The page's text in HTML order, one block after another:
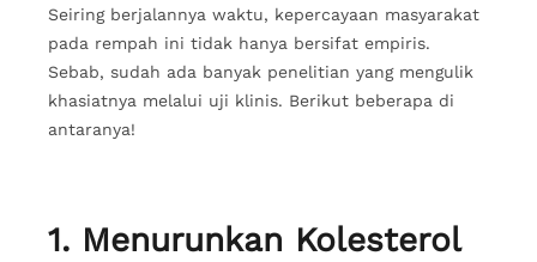
Seiring berjalannya waktu, kepercayaan masyarakat
pada rempah ini tidak hanya bersifat empiris.
Sebab, sudah ada banyak penelitian yang mengulik
khasiatnya melalui uji klinis. Berikut beberapa di
antaranya!
1. Menurunkan Kolesterol